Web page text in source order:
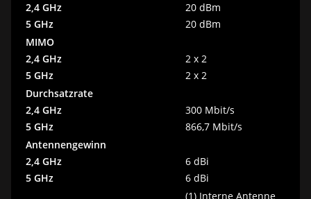
2,4 GHz
5 GHz
20 dBm
20 dBm
MIMO
2,4 GHz
5 GHz
2 x 2
2 x 2
Durchsatzrate
2,4 GHz
5 GHz
300 Mbit/s
866,7 Mbit/s
Antennengewinn
2,4 GHz
5 GHz
6 dBi
6 dBi
(1) Interne Antenne